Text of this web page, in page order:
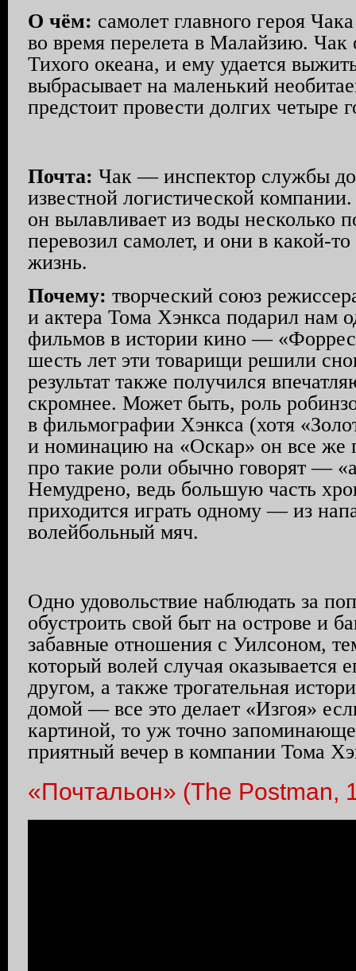
О чём: самолет главного героя
во время перелета в Малайзию. Чак
Тихого океана, и ему удается
выбрасывает на маленький
предстоит провести долгих четыре
Почта: Чак — инспектор службы
известной логистической
он вылавливает из воды несколько
перевозил самолет, и они в какой-
жизнь.
Почему: творческий союз
и актера Тома Хэнкса подарил нам
фильмов в истории кино —
шесть лет эти товарищи решили
результат также получился
скромнее. Может быть, роль
в фильмографии Хэнкса (хотя
и номинацию на «Оскар» он все же
про такие роли обычно говорят —
Немудрено, ведь большую часть
приходится играть одному — из
волейбольный мяч.
Одно удовольствие наблюдать за
обустроить свой быт на острове и
забавные отношения с Уилсоном,
который волей случая оказывается
другом, а также трогательная
домой — все это делает «Изгоя»
картиной, то уж точно
приятный вечер в компании Тома
«Почтальон» (The Postman,